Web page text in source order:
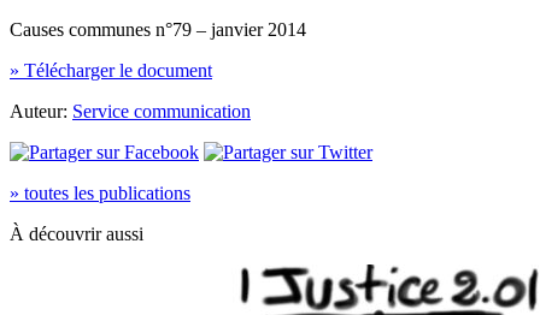
Causes communes n°79 – janvier 2014
» Télécharger le document
Auteur: Service communication
» toutes les publications
À découvrir aussi